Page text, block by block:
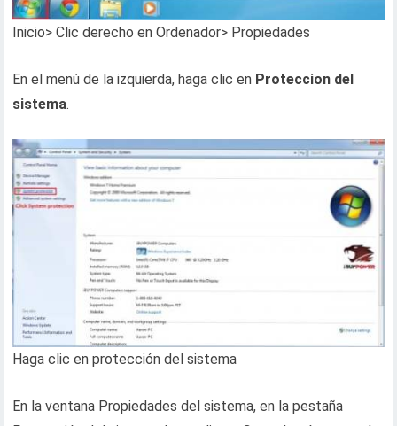
Inicio> Clic derecho en Ordenador> Propiedades
En el menú de la izquierda, haga clic en Proteccion del
sistema.
Haga clic en protección del sistema
En la ventana Propiedades del sistema, en la pestaña